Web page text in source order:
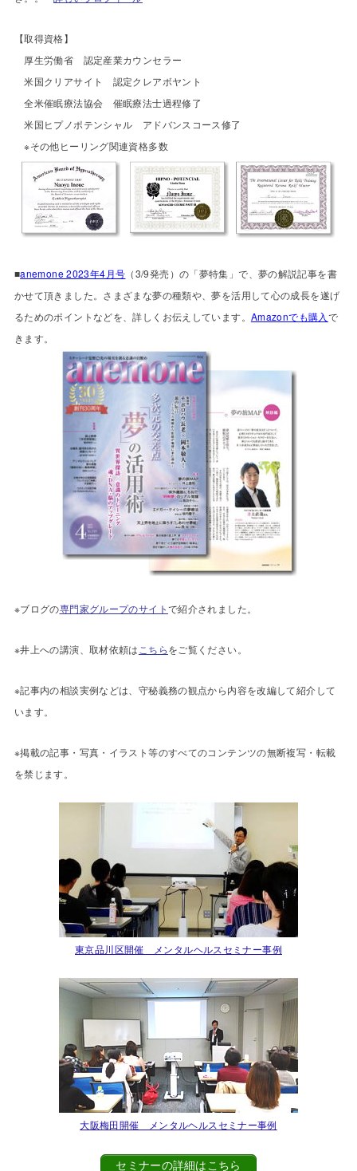
【取得資格】
厚生労働省 認定産業カウンセラー
米国クリアサイト 認定クレアボヤント
全米催眠療法協会 催眠療法士過程修了
米国ヒプノポテンシャル アドバンスコース修了
※その他ヒーリング関連資格多数
■anemone 2023年4月号 （3/9発売）の「夢特集」で、夢の解説記事を書
かせて頂きました。さまざまな夢の種類や、夢を活用して心の成長を遂げ
るためのポイントなどを、詳しくお伝えしています。 Amazonでも購入 で
きます。
※ブログの専門家グループのサイトで紹介されました。
※井上への講演、取材依頼は こちらをご覧ください。
※記事内の相談実例などは、守秘義務の観点から内容を改編して紹介して
います。
※掲載の記事・写真・イラスト等のすべてのコンテンツの無断複写・転載
を禁じます。
東京品川区開催 メンタルヘルスセミナー事例
大阪梅田開催 メンタルヘルスセミナー事例
セミナーの詳細はこちら